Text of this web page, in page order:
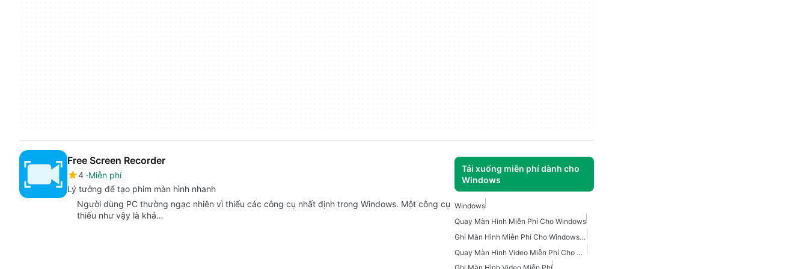
Free Screen Recorder
4 Miễn phí
Lý tưởng để tạo phim màn hình nhanh
Tải xuống miễn phí dành cho
Windows
Người dùng PC thường ngạc nhiên vì thiếu các công cụ nhất định trong Windows. Một công cụ
thiếu như vậy là khả…
Windows
Quay Màn Hình Miễn Phí Cho Windows
Ghi Màn Hình Miễn Phí Cho Windows 10
Quay Màn Hình Video Miễn Phí Cho Windows